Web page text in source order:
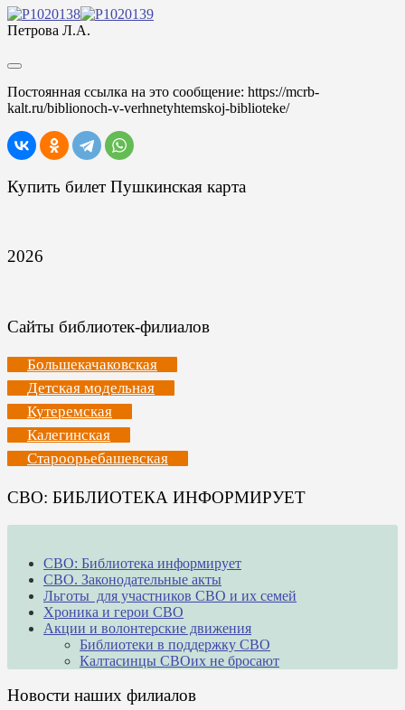
Петрова Л.А.
Постоянная ссылка на это сообщение: https://mcrb-
kalt.ru/biblionoch-v-verhnetyhtemskoj-biblioteke/
Купить билет Пушкинская карта
2026
Сайты библиотек-филиалов
Большекачаковская
Детская модельная
Кутеремская
Калегинская
Староорьебашевская
СВО: БИБЛИОТЕКА ИНФОРМИРУЕТ
СВО: Библиотека информирует
СВО. Законодательные акты
Льготы для участников СВО и их семей
Хроника и герои СВО
Акции и волонтерские движения
Библиотеки в поддержку СВО
Калтасинцы СВОих не бросают
Новости наших филиалов